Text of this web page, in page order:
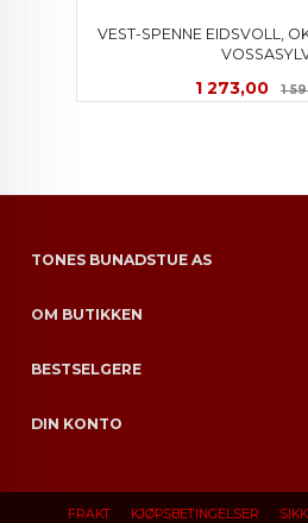
VEST-SPENNE EIDSVOLL,
Tilbud
1 273,00 1
TONES BUNADSTUE AS
OM BUTIKKEN
BESTSELGERE
DIN KONTO
FRAKT KJØPSBETINGELSER